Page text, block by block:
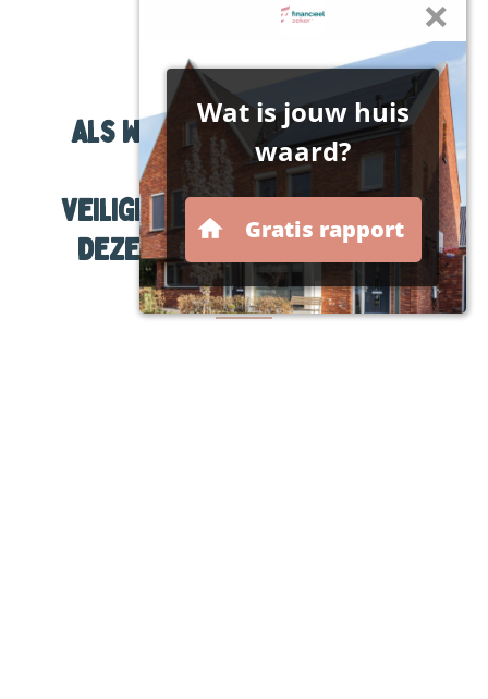
Als werkgever moet u zich
houden aan de
veiligheidszorgplicht. Als u
deze schendt, bent u niet
verzekerd.